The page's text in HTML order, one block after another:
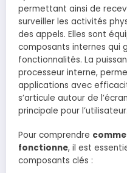
permettant ainsi de
surveiller les activités
des appels. Elles sont
composants internes qui
fonctionnalités. La
processeur interne,
applications avec
s’articule autour de
principale pour l’utilisateur.
Pour comprendre
fonctionne, il est
composants clés :